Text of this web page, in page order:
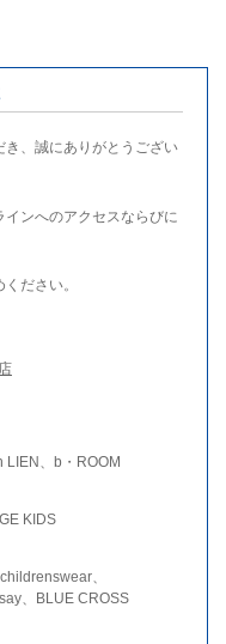
き、誠にありがとうござい
ンへのアクセスならびに
ださい。
LIEN、b・ROOM
KIDS
、
、BLUE CROSS